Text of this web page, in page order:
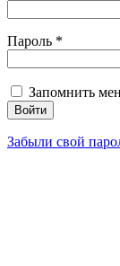
Пароль *
Запомнить
Войти
Забыли свой